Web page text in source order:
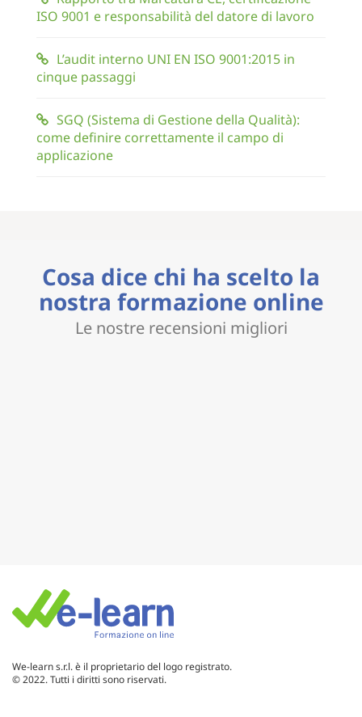
ISO 9001 e responsabilità del datore di lavoro
L’audit interno UNI EN ISO 9001:2015 in
cinque passaggi
SGQ (Sistema di Gestione della Qualità):
come definire correttamente il campo di
applicazione
Cosa dice chi ha scelto la
nostra formazione online
Le nostre recensioni migliori
We-learn s.r.l. è il proprietario del logo registrato.
© 2022. Tutti i diritti sono riservati.